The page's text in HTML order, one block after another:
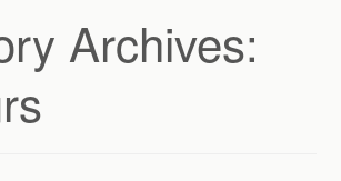
Archives: